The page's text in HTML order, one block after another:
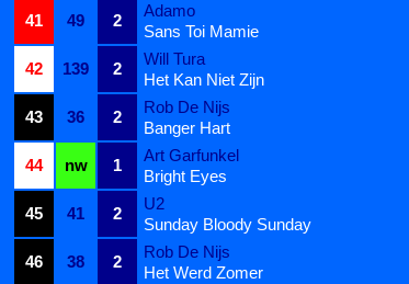
41
49 2
Adamo
Sans Toi Mamie
42
139 2
Will Tura
Het Kan Niet Zijn
43
36 2
Rob De Nijs
Banger Hart
44
nw 1
Art Garfunkel
Bright Eyes
45
41 2
U2
Sunday Bloody Sunday
46
38 2
Rob De Nijs
Het Werd Zomer